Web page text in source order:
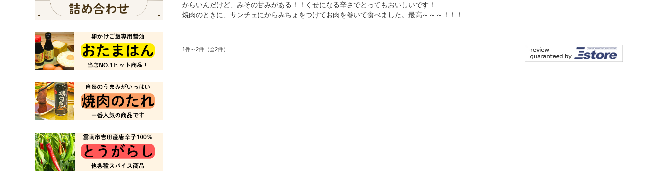
からいんだけど、みその甘みがある！！くせになる辛さでとってもおいしいです！
焼肉のときに、サンチェにからみちょをつけてお肉を巻いて食べました。最高～～～！！！
1件～2件（全2件）